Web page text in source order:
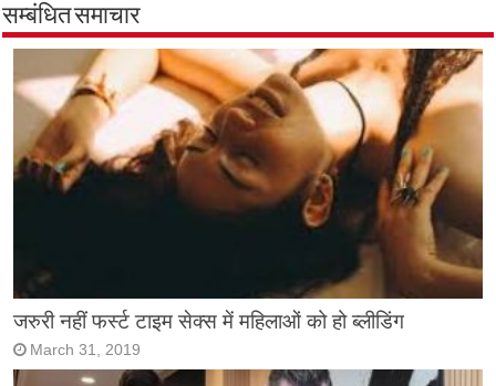
सम्बंधित समाचार
जरुरी नहीं फर्स्ट टाइम सेक्स में महिलाओं को हो ब्लीडिंग
March 31, 2019